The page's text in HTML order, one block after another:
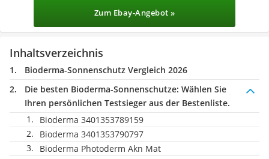
Zum Ebay-Angebot »
Inhaltsverzeichnis
Bioderma-Sonnenschutz Vergleich 2026
Die besten Bioderma-Sonnenschutze: Wählen Sie
Ihren persönlichen Testsieger aus der Bestenliste.
Bioderma 3401353789159
Bioderma 3401353790797
Bioderma Photoderm Akn Mat